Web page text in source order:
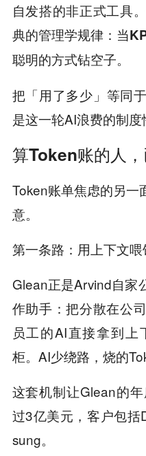
自发搭的非正式工具
典的管理学规律： 当
聪明的方式钻空子。
把「用了多少」等同
是这一轮AI浪费的制度
算Token账的人
Token账单焦虑的另一
意。
第一条路：用上下文喂
Glean正是Arvind自家
作助手：把分散在公
员工的AI直接拿到
柜。AI少绕路，烧的
这套机制让Glean的
过3亿美元，客户包括
sung。